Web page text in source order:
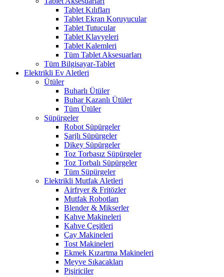
Tablet Kılıfları
Tablet Ekran Koruyucular
Tablet Tutucular
Tablet Klavyeleri
Tablet Kalemleri
Tüm Tablet Aksesuarları
Tüm Bilgisayar-Tablet
Elektrikli Ev Aletleri
Ütüler
Buharlı Ütüler
Buhar Kazanlı Ütüler
Tüm Ütüler
Süpürgeler
Robot Süpürgeler
Şarjlı Süpürgeler
Dikey Süpürgeler
Toz Torbasız Süpürgeler
Toz Torbalı Süpürgeler
Tüm Süpürgeler
Elektrikli Mutfak Aletleri
Airfryer & Fritözler
Mutfak Robotları
Blender & Mikserler
Kahve Makineleri
Kahve Çeşitleri
Çay Makineleri
Tost Makineleri
Ekmek Kızartma Makineleri
Meyve Sıkacakları
Pişiriciler